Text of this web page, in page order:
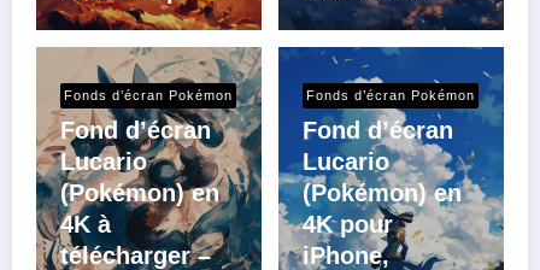
Fonds d’écran Pokémon
Fond d’écran
Lucario
(Pokémon) en
4K à
télécharger –
Fonds d’écran Pokémon
Fond d’écran
Lucario
(Pokémon) en
4K pour
iPhone,